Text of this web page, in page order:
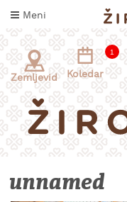
na
Meni
Zemljevid
1
Koledar
unnamed